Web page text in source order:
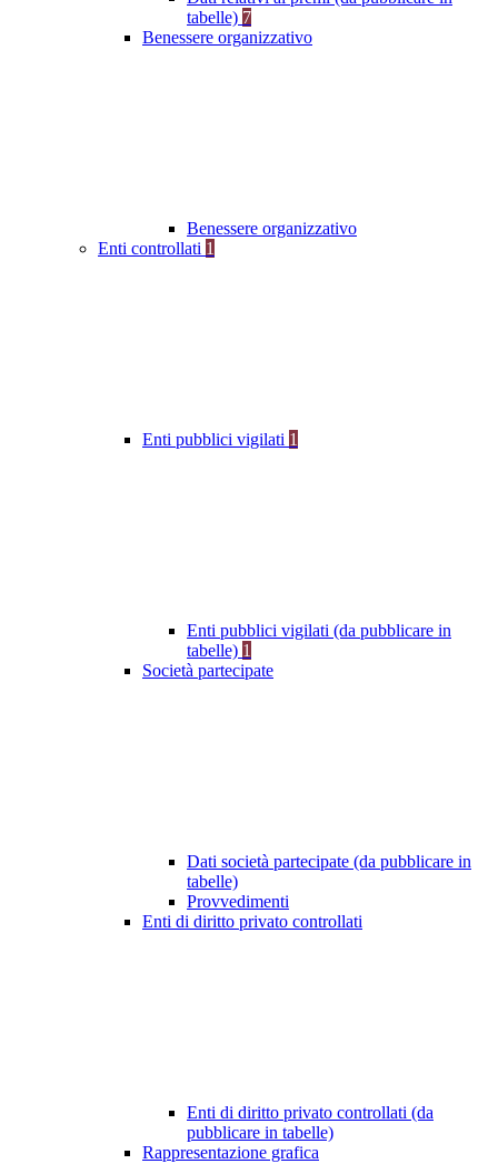
tabelle) 7
Benessere organizzativo
Benessere organizzativo
Enti controllati 1
Enti pubblici vigilati 1
Enti pubblici vigilati (da pubblicare in
tabelle) 1
Società partecipate
Dati società partecipate (da pubblicare in
tabelle)
Provvedimenti
Enti di diritto privato controllati
Enti di diritto privato controllati (da
pubblicare in tabelle)
Rappresentazione grafica